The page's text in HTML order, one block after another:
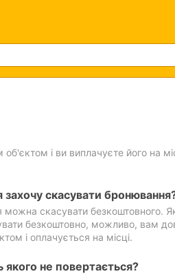
і ви виплачуєте його на
скасувати
скасувати безкоштовного.
безкоштовно, можливо, вам
і оплачується на місці.
якого не повертається?